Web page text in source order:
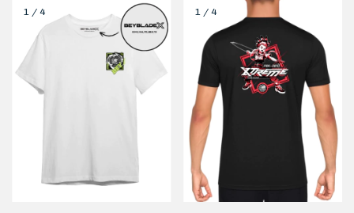
1 / 4 1/ 4